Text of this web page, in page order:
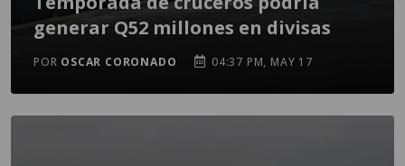
generar Q52 millones en divisas
POR OSCAR CORONADO 04:37 PM, MAY 17